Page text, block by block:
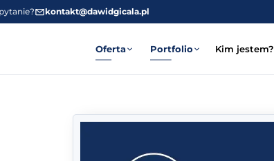
kontakt@dawidgicala.pl
Oferta Portfolio Kim jestem?